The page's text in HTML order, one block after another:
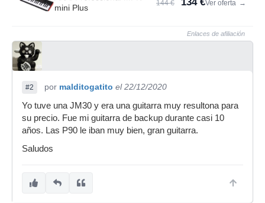
mini Plus
144 € Ver oferta →
Enlaces de afiliación
#2 por malditogatito el 22/12/2020
Yo tuve una JM30 y era una guitarra muy resultona para
su precio. Fue mi guitarra de backup durante casi 10
años. Las P90 le iban muy bien, gran guitarra.
Saludos